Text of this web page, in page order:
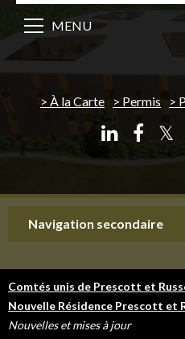
À la Carte Permis
𝕏
MENU
Navigation secondaire
Comtés unis de Prescott et
Nouvelle Résidence Prescott et
Nouvelles et mises à jour